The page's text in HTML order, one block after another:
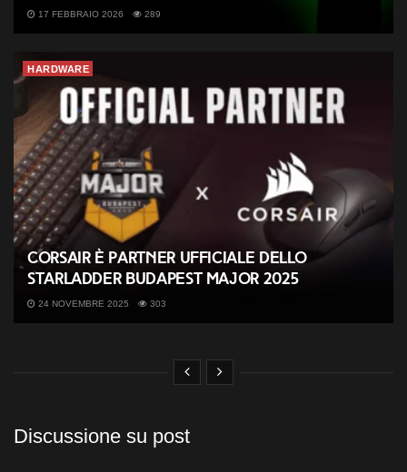
17 FEBBRAIO 2026 289
HARDWARE
CORSAIR è partner ufficiale dello
StarLadder Budapest Major 2025
24 NOVEMBRE 2025 303
Discussione su post